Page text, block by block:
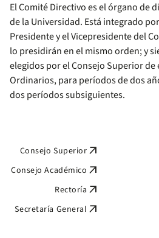
El Comité Directivo es el órgano de
de la Universidad. Está integrado
Presidente y el Vicepresidente del
lo presidirán en el mismo orden; y
elegidos por el Consejo Superior de
Ordinarios, para períodos de dos
dos períodos subsiguientes.
Consejo Superior arrow_outward
Consejo Académico arrow_outward
Rectoría arrow_outward
Secretaría General arrow_outward